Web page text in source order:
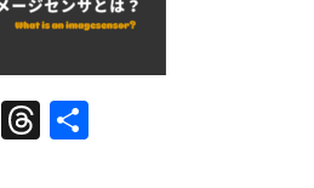
Li
n
T
h